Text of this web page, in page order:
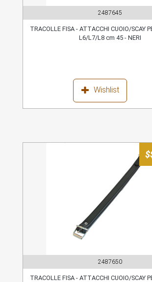
2487645
TRACOLLE FISA - ATTACCHI CUOIO/SCAY
L6/L7/L8 cm 45 - NERI
Wishlist
2487650
TRACOLLE FISA - ATTACCHI CUOIO/SCAY